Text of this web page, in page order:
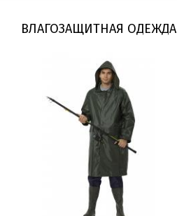
ВЛАГОЗАЩИТНАЯ ОДЕЖДА